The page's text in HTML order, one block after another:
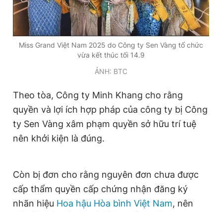
Tổng biên tập: Nguyễn Ngọc Toàn
Phó tổng biên tập thường trực: Hải Thành
Phó tổng biên tập: Lâm Hiếu Dũng
Phó tổng biên tập: Trần Việt Hưng
Giấy phép xuất bản số 110/GP - BTTTT cấp ngày 24.3.2020
© 2003-2026 Bản quyền thuộc về Báo Thanh Niên. Cấm sao
chép dưới mọi hình thức nếu không có sự chấp thuận bằng văn
Miss Grand Việt Nam 2025 do Công ty Sen Vàng tổ chức
vừa kết thúc tối 14.9
ẢNH: BTC
Theo tòa, Công ty Minh Khang cho rằng
quyền và lợi ích hợp pháp của công ty bị Công
ty Sen Vàng xâm phạm quyền sở hữu trí tuệ
nên khởi kiện là đúng.
Còn bị đơn cho rằng nguyên đơn chưa được
cấp thẩm quyền cấp chứng nhận đăng ký
nhãn hiệu Hoa hậu Hòa bình Việt Nam, nên